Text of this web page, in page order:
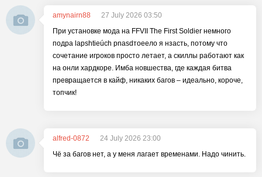
amynairn88
27 July 2026 03:50
При установке мода на FFVII The First Soldier немного
подра lapshtieúch pnasdтоеело я нзасть, потому что
сочетание игроков просто летает, а скиллы работают как
на онли хардкоре. Имба новшества, где каждая битва
превращается в кайф, никаких багов – идеально, короче,
топчик!
alfred-0872
24 July 2026 23:00
Чё за багов нет, а у меня лагает временами. Надо чинить.